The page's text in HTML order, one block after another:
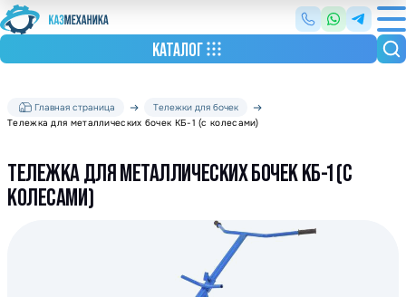
КАТАЛОГ
Главная страница
Тележки для бочек
Тележка для металлических бочек КБ-1 (с колесами)
ТЕЛЕЖКА ДЛЯ МЕТАЛЛИЧЕСКИХ БОЧЕК КБ-1 (С
КОЛЕСАМИ)